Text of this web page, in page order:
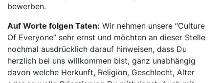
bewerben.
Auf Worte folgen Taten: Wir nehmen unsere “Culture
Of Everyone” sehr ernst und möchten an dieser Stelle
nochmal ausdrücklich darauf hinweisen, dass Du
herzlich bei uns willkommen bist, ganz unabhängig
davon welche Herkunft, Religion, Geschlecht, Alter